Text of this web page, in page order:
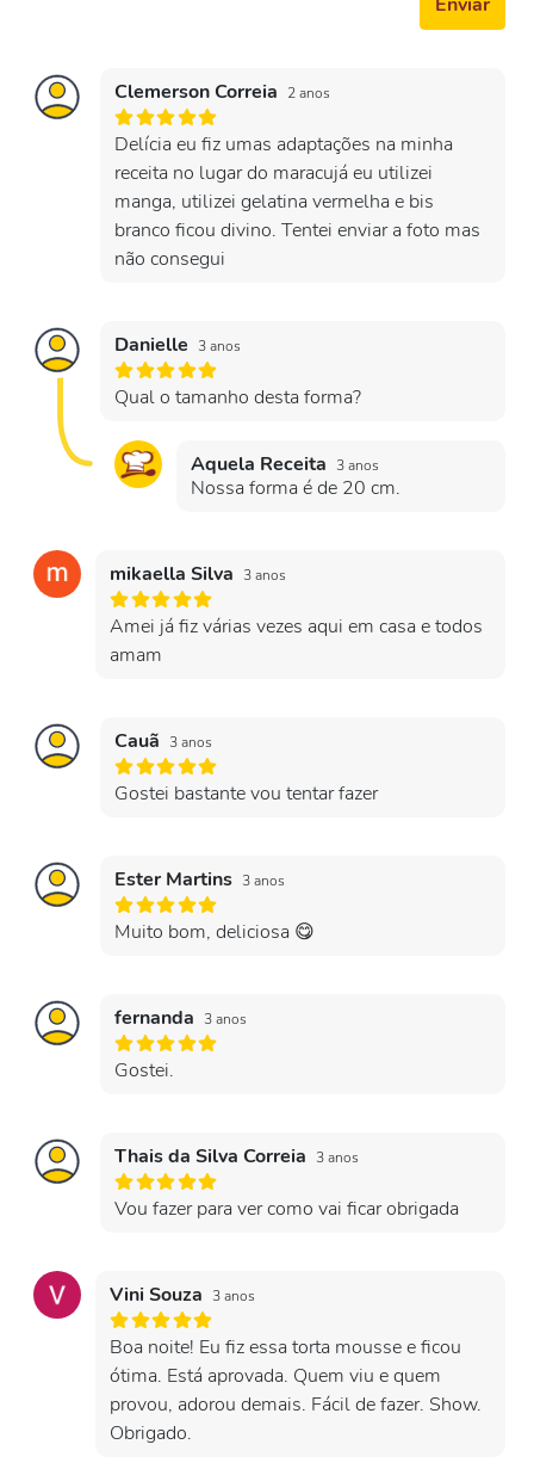
Clemerson Correia 2 anos
Delícia eu fiz umas adaptações na minha
receita no lugar do maracujá eu utilizei
manga, utilizei gelatina vermelha e bis
branco ficou divino. Tentei enviar a foto mas
não consegui
Danielle 3 anos
Qual o tamanho desta forma?
Aquela Receita 3 anos
Nossa forma é de 20 cm.
mikaella Silva 3 anos
Amei já fiz várias vezes aqui em casa e todos
amam
Cauã 3 anos
Gostei bastante vou tentar fazer
Ester Martins 3 anos
Muito bom, deliciosa 😋
fernanda 3 anos
Gostei.
Thais da Silva Correia 3 anos
Vou fazer para ver como vai ficar obrigada
Vini Souza 3 anos
Boa noite! Eu fiz essa torta mousse e ficou
ótima. Está aprovada. Quem viu e quem
provou, adorou demais. Fácil de fazer. Show.
Obrigado.